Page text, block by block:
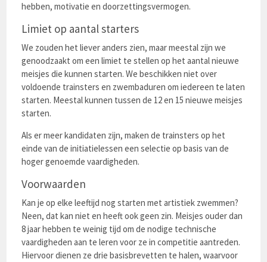
hebben, motivatie en doorzettingsvermogen.
Limiet op aantal starters
We zouden het liever anders zien, maar meestal zijn we
genoodzaakt om een limiet te stellen op het aantal nieuwe
meisjes die kunnen starten. We beschikken niet over
voldoende trainsters en zwembaduren om iedereen te laten
starten. Meestal kunnen tussen de 12 en 15 nieuwe meisjes
starten.
Als er meer kandidaten zijn, maken de trainsters op het
einde van de initiatielessen een selectie op basis van de
hoger genoemde vaardigheden.
Voorwaarden
Kan je op elke leeftijd nog starten met artistiek zwemmen?
Neen, dat kan niet en heeft ook geen zin. Meisjes ouder dan
8 jaar hebben te weinig tijd om de nodige technische
vaardigheden aan te leren voor ze in competitie aantreden.
Hiervoor dienen ze drie basisbrevetten te halen, waarvoor